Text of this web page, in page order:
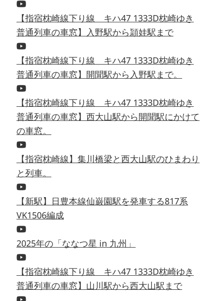
【指宿枕崎線下り線 キハ47 1333D枕崎ゆき
普通列車の車窓】入野駅から頴娃駅まで
【指宿枕崎線下り線 キハ47 1333D枕崎ゆき
普通列車の車窓】開聞駅から入野駅まで。
【指宿枕崎線下り線 キハ47 1333D枕崎ゆき
普通列車の車窓】西大山駅から開聞駅にかけて
の車窓。
【指宿枕崎線】集川橋梁と西大山駅のひまわり
と列車。
【新駅】日豊本線仙巌園駅を発車する817系
VK1506編成
2025年の「ななつ星 in 九州」
【指宿枕崎線下り線 キハ47 1333D枕崎ゆき
普通列車の車窓】山川駅から西大山駅まで